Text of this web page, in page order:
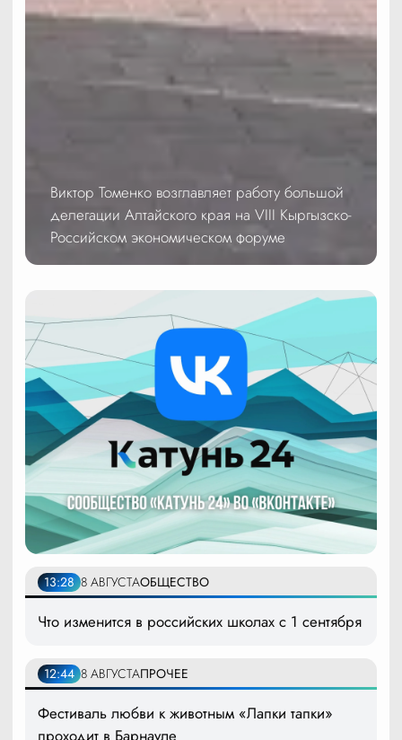
Виктор Томенко возглавляет работу большой
делегации Алтайского края на VIII Кыргызско-
Российском экономическом форуме
13:28 8 АВГУСТАОБЩЕСТВО
Что изменится в российских школах с 1 сентября
12:44 8 АВГУСТАПРОЧЕЕ
Фестиваль любви к животным «Лапки тапки»
проходит в Барнауле